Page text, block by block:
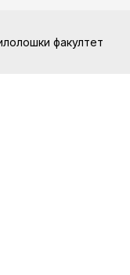
факултет